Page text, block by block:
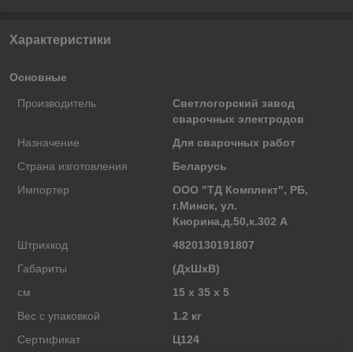
Характеристики
Основные
Производитель
Светлогорский завод
сварочных электродов
Назначение
Для сварочных работ
Страна изготовления
Беларусь
Импортер
ООО "ТД Комплект", РБ,
г.Минск, ул.
Кнорина,д.50,к.302 А
Штрихкод
4820130191807
Габариты
(ДхШхВ)
см
15 x 35 x 5
Вес с упаковкой
1.2 кг
Сертификат
Ц124